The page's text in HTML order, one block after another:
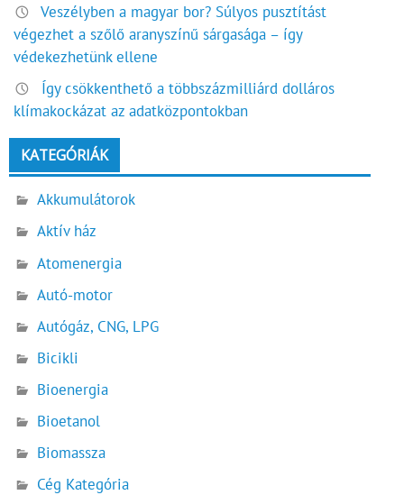
Veszélyben a magyar bor? Súlyos pusztítást
végezhet a szőlő aranyszínű sárgasága – így
védekezhetünk ellene
Így csökkenthető a többszázmilliárd dolláros
klímakockázat az adatközpontokban
KATEGÓRIÁK
Akkumulátorok
Aktív ház
Atomenergia
Autó-motor
Autógáz, CNG, LPG
Bicikli
Bioenergia
Bioetanol
Biomassza
Cég Kategória